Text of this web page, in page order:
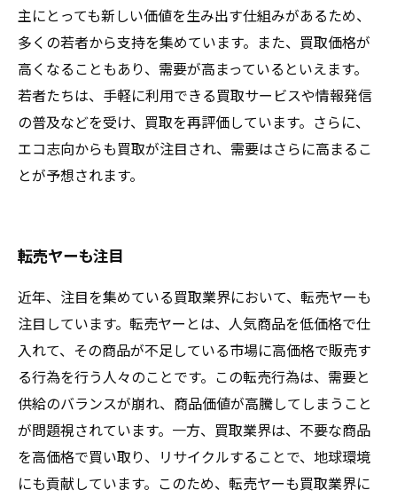
主にとっても新しい価値を生み出す仕組みがあるため、
多くの若者から支持を集めています。また、買取価格が
高くなることもあり、需要が高まっているといえます。
若者たちは、手軽に利用できる買取サービスや情報発信
の普及などを受け、買取を再評価しています。さらに、
エコ志向からも買取が注目され、需要はさらに高まるこ
とが予想されます。
転売ヤーも注目
近年、注目を集めている買取業界において、転売ヤーも
注目しています。転売ヤーとは、人気商品を低価格で仕
入れて、その商品が不足している市場に高価格で販売す
る行為を行う人々のことです。この転売行為は、需要と
供給のバランスが崩れ、商品価値が高騰してしまうこと
が問題視されています。一方、買取業界は、不要な商品
を高価格で買い取り、リサイクルすることで、地球環境
にも貢献しています。このため、転売ヤーも買取業界に